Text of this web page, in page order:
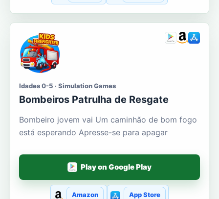
Idades 0-5 · Simulation Games
Bombeiros Patrulha de Resgate
Bombeiro jovem vai Um caminhão de bom fogo
está esperando Apresse-se para apagar
Play on Google Play
Amazon App Store